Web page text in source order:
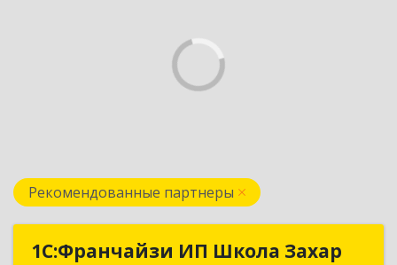
Рекомендованные партнеры
1С:Франчайзи ИП Школа Захар
1С:Франчайзи ИП Школа Захар